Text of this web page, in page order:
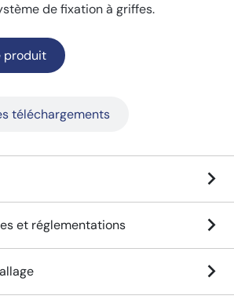
de fixation à griffes.
produit
téléchargements
et réglementations